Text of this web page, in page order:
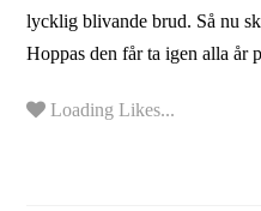
lycklig blivande brud. Så nu
Hoppas den får ta igen alla år
Loading Likes...